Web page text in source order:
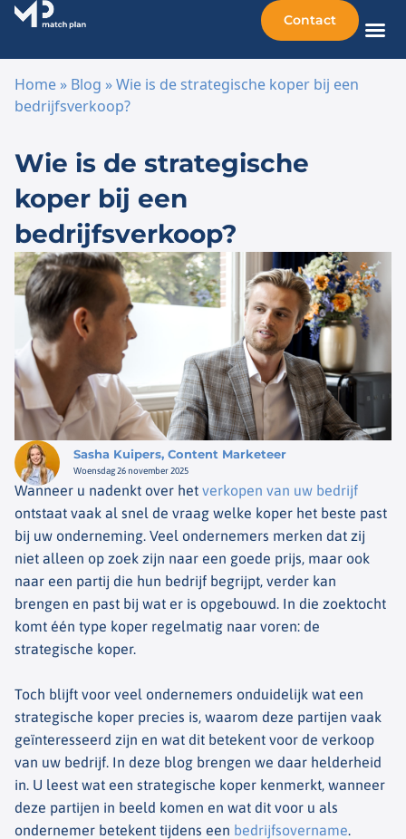
Contact
Home » Blog »Wie is de strategische koper bij een
bedrijfsverkoop?
Wie is de strategische
koper bij een
bedrijfsverkoop?
Sasha Kuipers, Content Marketeer
Woensdag 26 november 2025
Wanneer u nadenkt over het verkopen van uw bedrijf
ontstaat vaak al snel de vraag welke koper het beste past
bij uw onderneming. Veel ondernemers merken dat zij
niet alleen op zoek zijn naar een goede prijs, maar ook
naar een partij die hun bedrijf begrijpt, verder kan
brengen en past bij wat er is opgebouwd. In die zoektocht
komt één type koper regelmatig naar voren: de
strategische koper.
Toch blijft voor veel ondernemers onduidelijk wat een
strategische koper precies is, waarom deze partijen vaak
geïnteresseerd zijn en wat dit betekent voor de verkoop
van uw bedrijf. In deze blog brengen we daar helderheid
in. U leest wat een strategische koper kenmerkt, wanneer
deze partijen in beeld komen en wat dit voor u als
ondernemer betekent tijdens een bedrijfsovername.